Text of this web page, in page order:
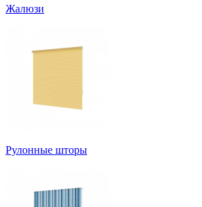
Жалюзи
Рулонные шторы